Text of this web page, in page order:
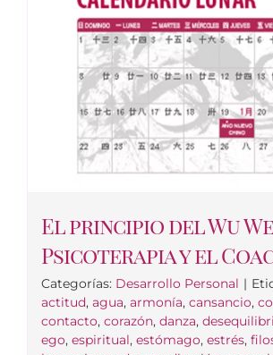
El principio del Wu
Psicoterapia y el
Categorías: Desarrollo Personal |
actitud, agua, armonía, cansancio,
contacto, corazón, danza,
ego, espiritual, estómago, estrés,